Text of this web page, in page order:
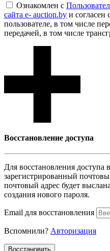
Ознакомлен с
сайта e- auction.by и согласен
пользователе, в том числе
передачей, в том числе
Восcтановление доступа
Для восcтановления доступа
зарегистрированный
почтовый адрес будет
создания нового пароля.
Email для восcтановления
Вспомнили? Авторизация
Воcстановить